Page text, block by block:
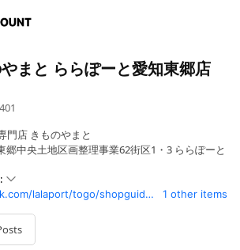
まと ららぽーと愛知東郷店
門店 きものやまと
郷中央土地区画整理事業62街区1・3 ららぽーと
mitsui-shopping-park.com/lalaport/togo/shopguide/1630882.html 1 other items